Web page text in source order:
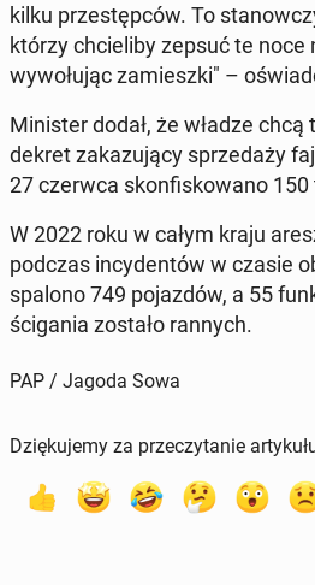
kilku prze­stęp­ców. To
którzy chcie­li­by zepsuć te
wy­wo­łu­jąc za­miesz­ki" –
Mi­ni­ster dodał, że władze
dekret za­ka­zu­ją­cy sprze­da­ży
27 czerwca skon­fi­sko­wa­no 150
W 2022 roku w całym kraju
podczas in­cy­den­tów w czasie
spalono 749 po­jaz­dów, a 55
ści­ga­nia zostało rannych.
PAP / Jagoda Sowa
Dziękujemy za przeczytanie